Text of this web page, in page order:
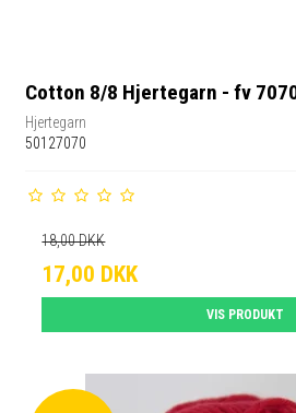
Cotton 8/8 Hjertegarn - fv
Hjertegarn
50127070
18,00 DKK
17,00 DKK
VIS PRODUKT